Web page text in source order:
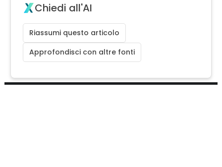
Chiedi all'AI
Riassumi questo articolo
Approfondisci con altre fonti